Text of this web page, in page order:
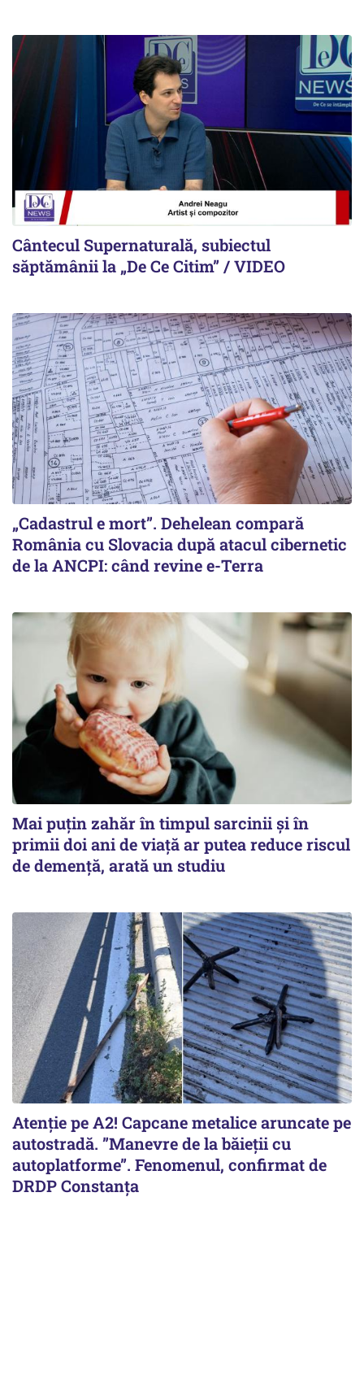
Cântecul Supernaturală, subiectul
săptămânii la „De Ce Citim” / VIDEO
„Cadastrul e mort”. Dehelean compară
România cu Slovacia după atacul cibernetic
de la ANCPI: când revine e-Terra
Mai puțin zahăr în timpul sarcinii și în
primii doi ani de viață ar putea reduce riscul
de demență, arată un studiu
Atenție pe A2! Capcane metalice aruncate pe
autostradă. ”Manevre de la băieții cu
autoplatforme”. Fenomenul, confirmat de
DRDP Constanța